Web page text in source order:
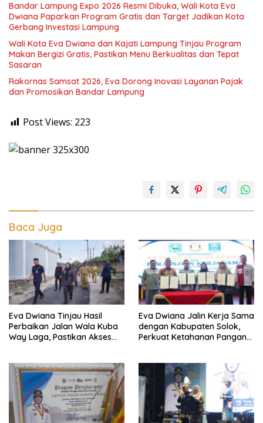
Bandar Lampung Expo 2026 Resmi Dibuka, Wali Kota Eva
Dwiana Paparkan Program Gratis dan Target Jadikan Kota
Gerbang Investasi Lampung
Wali Kota Eva Dwiana dan Kajati Lampung Tinjau Program
Makan Bergizi Gratis, Pastikan Menu Berkualitas dan Tepat
Sasaran
Rakornas Samsat 2026, Eva Dorong Inovasi Layanan Pajak
dan Promosikan Bandar Lampung
Post Views: 223
Baca Juga
Eva Dwiana Tinjau Hasil
Perbaikan Jalan Wala Kuba
Way Laga, Pastikan Akses
Eva Dwiana Jalin Kerja Sama
dengan Kabupaten Solok,
Perkuat Ketahanan Pangan